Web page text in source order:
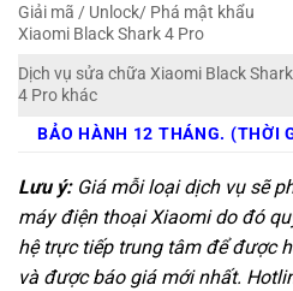
Giải mã / Unlock/ Phá mật khẩu
Xiaomi Black Shark 4 Pro
Dịch vụ sửa chữa Xiaomi Black Shark
4 Pro khác
BẢO HÀNH 12 THÁNG. (THỜI
Lưu ý:Giá mỗi loại dịch vụ sẽ
máy điện thoại Xiaomi do đó
hệ trực tiếp trung tâm để được
và được báo giá mới nhất.